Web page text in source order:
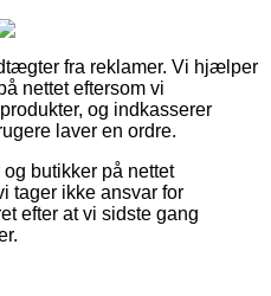
fra reklamer. Vi hjælper
nettet eftersom vi
og indkasserer
laver en ordre.
butikker på nettet
tager ikke ansvar for
efter at vi sidste gang